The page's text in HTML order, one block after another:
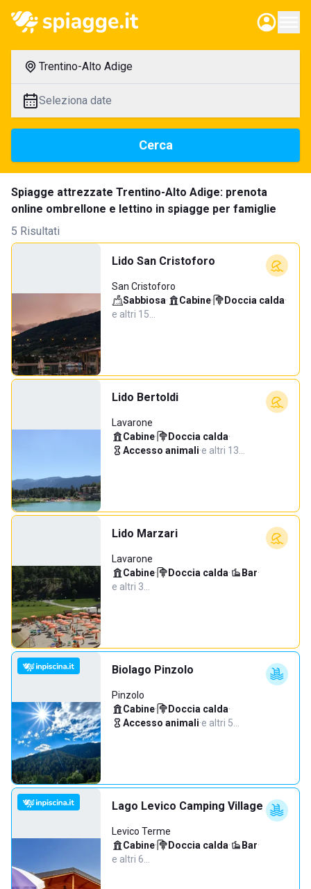
Trentino-Alto Adige
Seleziona date
Cerca
Spiagge attrezzate Trentino-Alto Adige: prenota
online ombrellone e lettino in spiagge per famiglie
5 Risultati
Lido San Cristoforo
San Cristoforo
Sabbiosa· Cabine· Doccia calda·
e altri 15…
Lido Bertoldi
Lavarone
Cabine· Doccia calda·
Accesso animali·e altri 13…
Lido Marzari
Lavarone
Cabine· Doccia calda· Bar·
e altri 3…
Biolago Pinzolo
Pinzolo
Cabine· Doccia calda·
Accesso animali·e altri 5…
Lago Levico Camping Village
Levico Terme
Cabine· Doccia calda· Bar·
e altri 6…